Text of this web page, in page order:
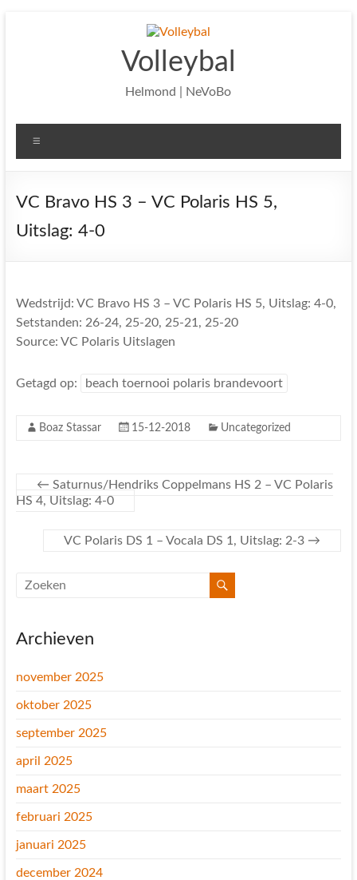
Volleybal
Helmond | NeVoBo
VC Bravo HS 3 – VC Polaris HS 5,
Uitslag: 4-0
Wedstrijd: VC Bravo HS 3 – VC Polaris HS 5, Uitslag: 4-0,
Setstanden: 26-24, 25-20, 25-21, 25-20
Source: VC Polaris Uitslagen
Getagd op: beach toernooi polaris brandevoort
Boaz Stassar 15-12-2018 Uncategorized
← Saturnus/Hendriks Coppelmans HS 2 – VC Polaris
HS 4, Uitslag: 4-0
VC Polaris DS 1 – Vocala DS 1, Uitslag: 2-3 →
Archieven
november 2025
oktober 2025
september 2025
april 2025
maart 2025
februari 2025
januari 2025
december 2024